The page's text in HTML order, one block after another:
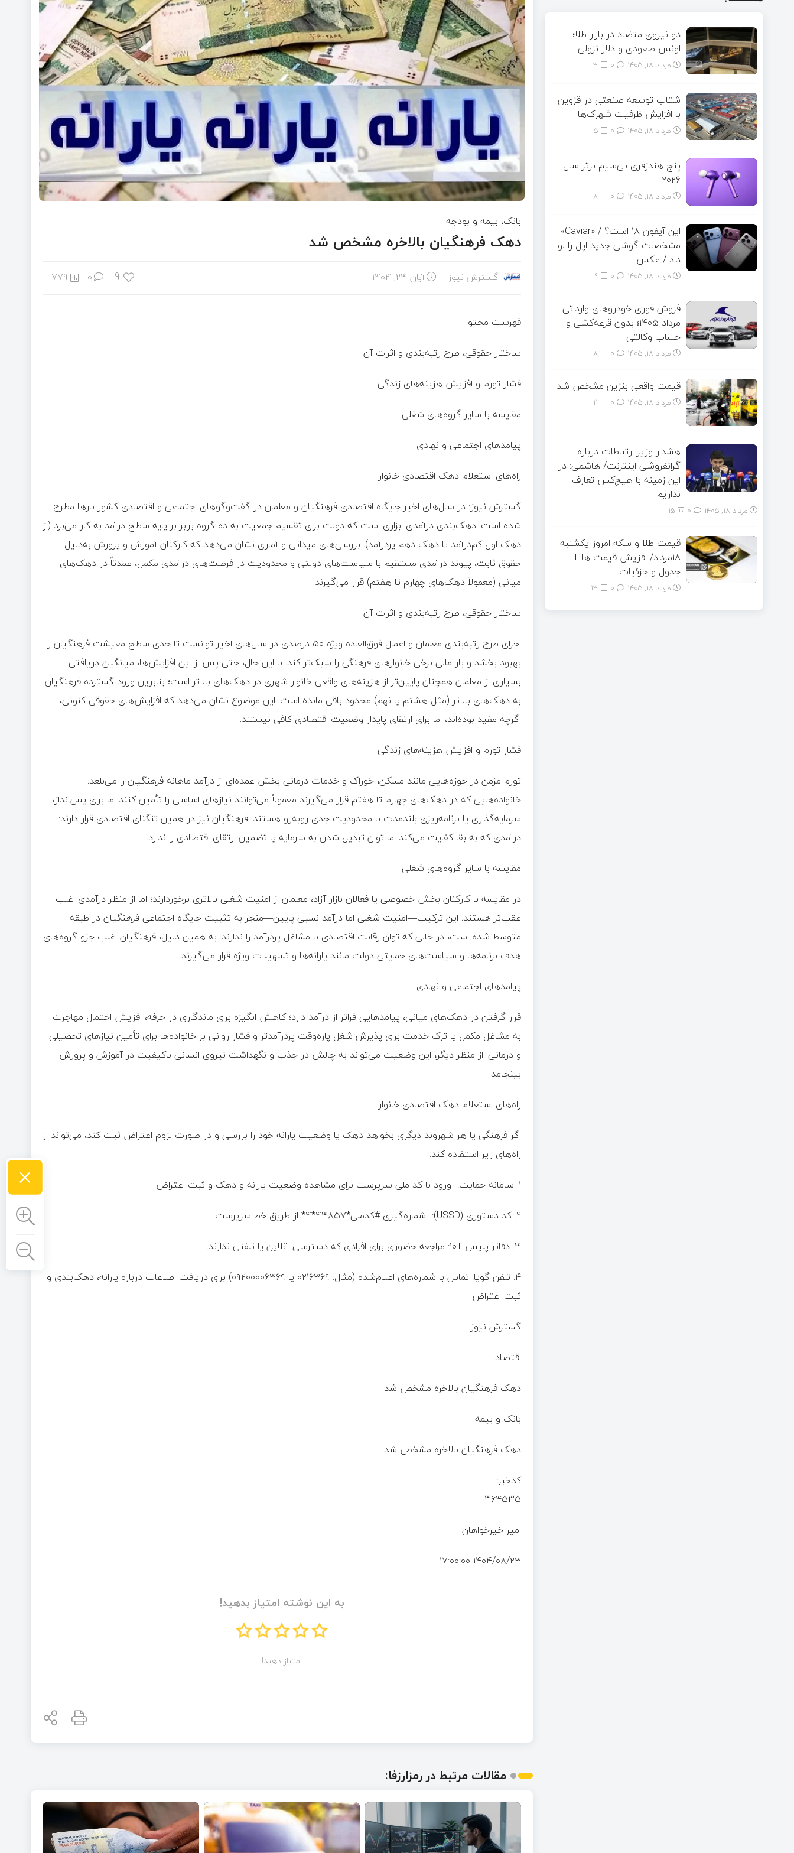
بانک، بیمه و بودجه
دهک فرهنگیان بالاخره مشخص شد
گسترش نیوز آبان ۲۳, ۱۴۰۴ 9
0
779
فهرست محتوا
ساختار حقوقی، طرح رتبه‌بندی و اثرات آن
فشار تورم و افزایش هزینه‌های زندگی
مقایسه با سایر گروه‌های شغلی
پیامدهای اجتماعی و نهادی
راه‌های استعلام دهک اقتصادی خانوار
گسترش نیوز: در سال‌های اخیر جایگاه اقتصادی فرهنگیان و معلمان در گفت‌وگوهای اجتماعی و اقتصادی کشور بارها مطرح
شده است. دهک‌بندی درآمدی ابزاری است که دولت برای تقسیم جمعیت به ده گروه برابر بر پایه سطح درآمد به کار می‌برد (از
دهک اول کم‌درآمد تا دهک دهم پردرآمد). بررسی‌های میدانی و آماری نشان می‌دهد که کارکنان آموزش و پرورش به‌دلیل
حقوق ثابت، پیوند درآمدی مستقیم با سیاست‌های دولتی و محدودیت در فرصت‌های درآمدی مکمل، عمدتاً در دهک‌های
میانی (معمولاً دهک‌های چهارم تا هفتم) قرار می‌گیرند.
ساختار حقوقی، طرح رتبه‌بندی و اثرات آن
اجرای طرح رتبه‌بندی معلمان و اعمال فوق‌العاده ویژه ۵۰ درصدی در سال‌های اخیر توانست تا حدی سطح معیشت فرهنگیان را
بهبود بخشد و بار مالی برخی خانوارهای فرهنگی را سبک‌تر کند. با این حال، حتی پس از این افزایش‌ها، میانگین دریافتی
بسیاری از معلمان همچنان پایین‌تر از هزینه‌های واقعی خانوار شهری در دهک‌های بالاتر است؛ بنابراین ورود گسترده فرهنگیان
به دهک‌های بالاتر (مثل هشتم یا نهم) محدود باقی مانده است. این موضوع نشان می‌دهد که افزایش‌های حقوقی کنونی،
اگرچه مفید بوده‌اند، اما برای ارتقای پایدار وضعیت اقتصادی کافی نیستند.
فشار تورم و افزایش هزینه‌های زندگی
تورم مزمن در حوزه‌هایی مانند مسکن، خوراک و خدمات درمانی بخش عمده‌ای از درآمد ماهانه فرهنگیان را می‌بلعد.
خانواده‌هایی که در دهک‌های چهارم تا هفتم قرار می‌گیرند معمولاً می‌توانند نیازهای اساسی را تأمین کنند اما برای پس‌انداز،
سرمایه‌گذاری یا برنامه‌ریزی بلندمدت با محدودیت جدی روبه‌رو هستند. فرهنگیان نیز در همین تنگنای اقتصادی قرار دارند:
درآمدی که به بقا کفایت می‌کند اما توان تبدیل شدن به سرمایه یا تضمین ارتقای اقتصادی را ندارد.
مقایسه با سایر گروه‌های شغلی
در مقایسه با کارکنان بخش خصوصی یا فعالان بازار آزاد، معلمان از امنیت شغلی بالاتری برخوردارند؛ اما از منظر درآمدی اغلب
عقب‌تر هستند. این ترکیب—امنیت شغلی اما درآمد نسبی پایین—منجر به تثبیت جایگاه اجتماعی فرهنگیان در طبقه
متوسط شده است، در حالی که توان رقابت اقتصادی با مشاغل پردرآمد را ندارند. به همین دلیل، فرهنگیان اغلب جزو گروه‌های
هدف برنامه‌ها و سیاست‌های حمایتی دولت مانند یارانه‌ها و تسهیلات ویژه قرار می‌گیرند.
پیامدهای اجتماعی و نهادی
قرار گرفتن در دهک‌های میانی، پیامدهایی فراتر از درآمد دارد؛ کاهش انگیزه برای ماندگاری در حرفه، افزایش احتمال مهاجرت
به مشاغل مکمل یا ترک خدمت برای پذیرش شغل پاره‌وقت پردرآمدتر و فشار روانی بر خانواده‌ها برای تأمین نیازهای تحصیلی
و درمانی. از منظر دیگر، این وضعیت می‌تواند به چالش در جذب و نگهداشت نیروی انسانی باکیفیت در آموزش و پرورش
بینجامد.
راه‌های استعلام دهک اقتصادی خانوار
اگر فرهنگی یا هر شهروند دیگری بخواهد دهک یا وضعیت یارانه خود را بررسی و در صورت لزوم اعتراض ثبت کند، می‌تواند از
راه‌های زیر استفاده کند:
۱. سامانه حمایت: ورود با کد ملی سرپرست برای مشاهده وضعیت یارانه و دهک و ثبت اعتراض.
۲. کد دستوری (USSD): شماره‌گیری #کدملی*۴۳۸۵۷*۴* از طریق خط سرپرست.
۳. دفاتر پلیس +۱۰: مراجعه حضوری برای افرادی که دسترسی آنلاین یا تلفنی ندارند.
۴. تلفن گویا: تماس با شماره‌های اعلام‌شده (مثال: ۰۲۱۶۳۶۹ یا ۰۹۲۰۰۰۰۶۳۶۹) برای دریافت اطلاعات درباره یارانه، دهک‌بندی و
ثبت اعتراض.
گسترش نیوز
اقتصاد
دهک فرهنگیان بالاخره مشخص شد
بانک و بیمه
دهک فرهنگیان بالاخره مشخص شد
کدخبر:
364535
امیر خیرخواهان
۱۴۰۴/۰۸/۲۳ ۱۷:۰۰:۰۰
به این نوشته امتیاز بدهید!
امتیاز دهید!
مقالات مرتبط در رمزارزفا:
دو نیروی متضاد در بازار طلا؛
اونس صعودی و دلار نزولی
مرداد ۱۸, ۱۴۰۵ 3
شتاب توسعه صنعتی در قزوین
با افزایش ظرفیت شهرک‌ها
مرداد ۱۸, ۱۴۰۵ 5
پنج هندزفری بی‌سیم برتر سال
۲۰۲۶
مرداد ۱۸, ۱۴۰۵ 8
این آیفون ۱۸ است؟ / «Caviar»
مشخصات گوشی جدید اپل را لو
داد / عکس
مرداد ۱۸, ۱۴۰۵ 9
فروش فوری خودروهای وارداتی
مرداد ۱۴۰۵؛ بدون قرعه‌کشی و
حساب وکالتی
مرداد ۱۸, ۱۴۰۵ 8
قیمت واقعی بنزین مشخص شد
مرداد ۱۸, ۱۴۰۵ 11
هشدار وزیر ارتباطات درباره
گرانفروشی اینترنت/ هاشمی: در
این زمینه با هیچ‌کس تعارف
نداریم
مرداد ۱۸, ۱۴۰۵ 15
قیمت طلا و سکه امروز یکشنبه
18مرداد/ افزایش قیمت ها +
جدول و جزئیات
مرداد ۱۸, ۱۴۰۵ 13
×